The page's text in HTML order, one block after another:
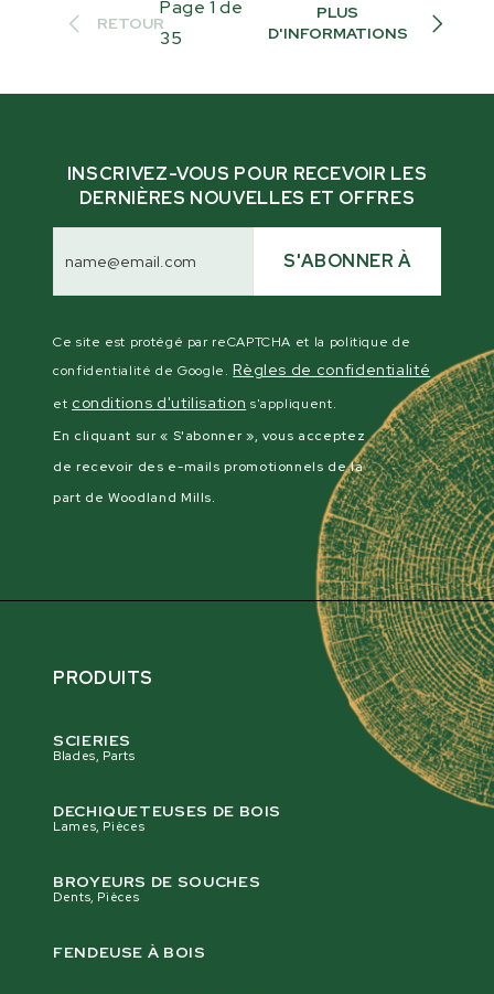
RETOUR
Page1 de
35
PLUS
D'INFORMATIONS
INSCRIVEZ-VOUS POUR RECEVOIR LES
DERNIÈRES NOUVELLES ET OFFRES
électronique S'ABONNER À
Ce site est protégé par reCAPTCHA et la politique de
confidentialité de Google. Règles de confidentialité
et conditions d'utilisation s'appliquent.
En cliquant sur « S'abonner », vous acceptez
de recevoir des e-mails promotionnels de la
part de Woodland Mills.
PRODUITS
SCIERIES
Blades, Parts
DECHIQUETEUSES DE BOIS
Lames, Pièces
BROYEURS DE SOUCHES
Dents, Pièces
FENDEUSE À BOIS